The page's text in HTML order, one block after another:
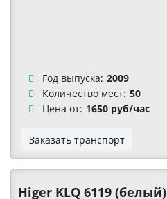
Год выпуска: 2009
Количество мест: 50
Цена от: 1650 руб/час
Заказать транспорт
Higer KLQ 6119 (белый)